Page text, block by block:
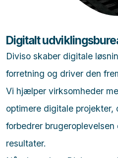
Digitalt
Diviso skaber digitale
forretning og driver den
Vi hjælper virksomheder
optimere digitale projekter,
forbedrer
resultater.